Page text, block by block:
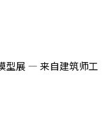
型展 — 来自建筑师工